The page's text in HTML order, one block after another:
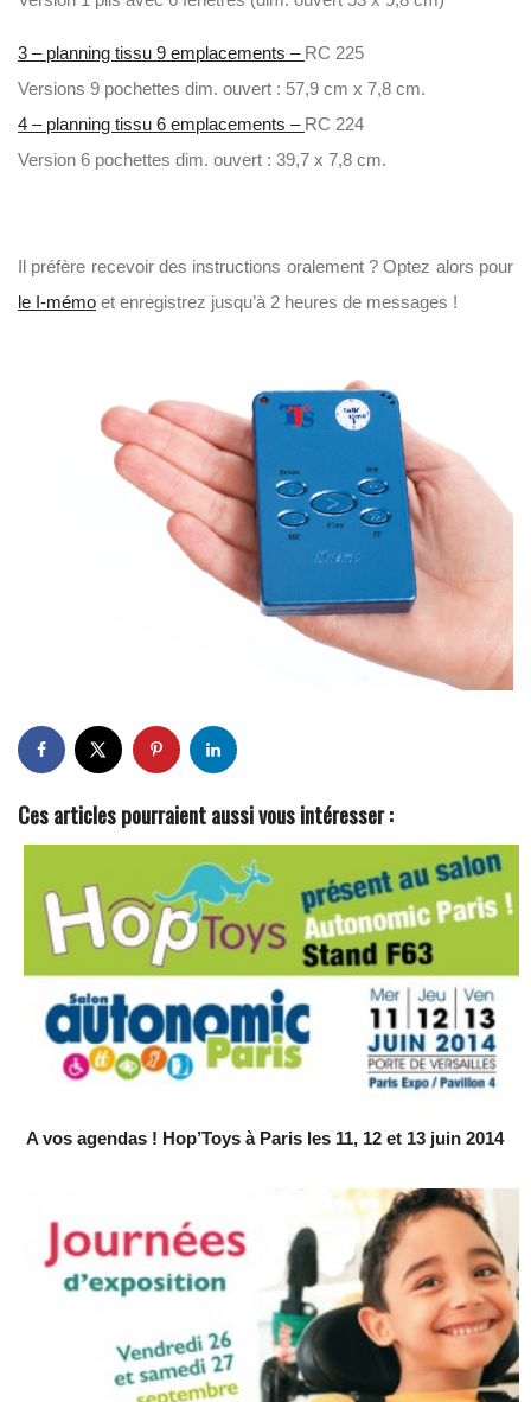
3 – planning tissu 9 emplacements – RC 225
Versions 9 pochettes dim. ouvert : 57,9 cm x 7,8 cm.
4 – planning tissu 6 emplacements – RC 224
Version 6 pochettes dim. ouvert : 39,7 x 7,8 cm.
Il préfère recevoir des instructions oralement ? Optez alors pour
le I-mémo et enregistrez jusqu’à 2 heures de messages !
Ces articles pourraient aussi vous intéresser :
A vos agendas ! Hop’Toys à Paris les 11, 12 et 13 juin 2014